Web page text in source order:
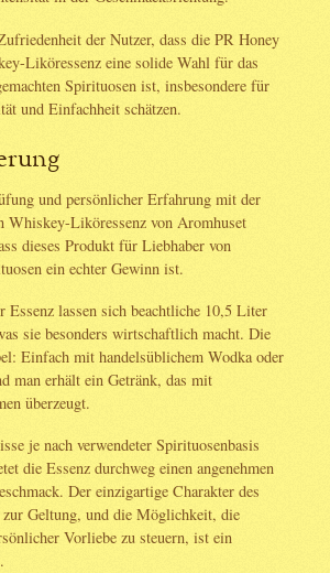
der Nutzer, dass die PR Honey
Liköressenz eine solide Wahl für das
Spirituosen ist, insbesondere für
und Einfachheit schätzen.
und persönlicher Erfahrung mit der
Whiskey-Liköressenz von Aromhuset
dieses Produkt für Liebhaber von
ein echter Gewinn ist.
Essenz lassen sich beachtliche 10,5 Liter
sie besonders wirtschaftlich macht. Die
Einfach mit handelsüblichem Wodka oder
man erhält ein Getränk, das mit
überzeugt.
je nach verwendeter Spirituosenbasis
die Essenz durchweg einen angenehmen
Der einzigartige Charakter des
Geltung, und die Möglichkeit, die
Vorliebe zu steuern, ist ein